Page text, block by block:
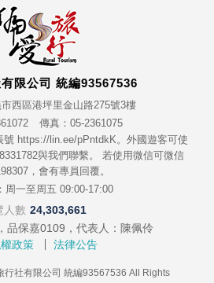
限公司 統編93567536
西區港坪里金山路275號3樓
傳真：05-2361075
號 https://lin.ee/pPntdkK。外國遊客可使
與我們聯繫。 若使用微信可微信
，會有專員回覆。
周一至周五 09:00-17:00
人數 24,303,661
品保嘉0109，代表人：陳佩伶
政策
法律公告
社有限公司 統編93567536 All Rights